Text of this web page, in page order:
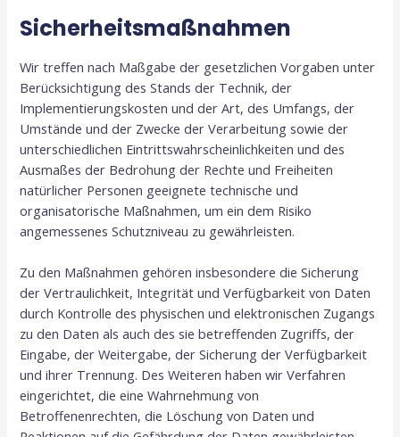
Sicherheitsmaßnahmen
Wir treffen nach Maßgabe der gesetzlichen Vorgaben unter
Berücksichtigung des Stands der Technik, der
Implementierungskosten und der Art, des Umfangs, der
Umstände und der Zwecke der Verarbeitung sowie der
unterschiedlichen Eintrittswahrscheinlichkeiten und des
Ausmaßes der Bedrohung der Rechte und Freiheiten
natürlicher Personen geeignete technische und
organisatorische Maßnahmen, um ein dem Risiko
angemessenes Schutzniveau zu gewährleisten.
Zu den Maßnahmen gehören insbesondere die Sicherung
der Vertraulichkeit, Integrität und Verfügbarkeit von Daten
durch Kontrolle des physischen und elektronischen Zugangs
zu den Daten als auch des sie betreffenden Zugriffs, der
Eingabe, der Weitergabe, der Sicherung der Verfügbarkeit
und ihrer Trennung. Des Weiteren haben wir Verfahren
eingerichtet, die eine Wahrnehmung von
Betroffenenrechten, die Löschung von Daten und